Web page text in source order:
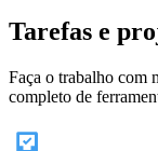
Tarefas e
Faça o trabalho com
completo de